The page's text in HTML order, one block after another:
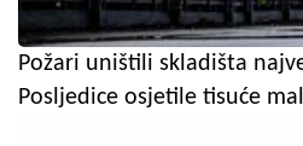
Požari uništili skladišta
Posljedice osjetile tisuće